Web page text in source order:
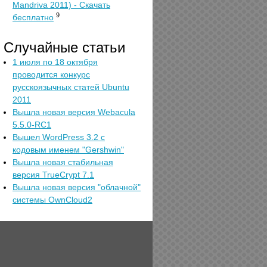
Mandriva 2011) - Скачать
бесплатно 9
Случайные статьи
1 июля по 18 октября
проводится конкурс
русскоязычных статей Ubuntu
2011
Вышла новая версия Webacula
5.5.0-RC1
Вышел WordPress 3.2 с
кодовым именем "Gershwin"
Вышла новая стабильная
версия TrueCrypt 7.1
Вышла новая версия "облачной"
системы OwnCloud2